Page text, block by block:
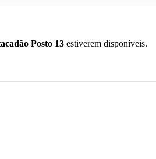
Posto 13 estiverem disponíveis.